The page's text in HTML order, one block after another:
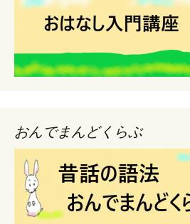
おんでまんどくらぶ